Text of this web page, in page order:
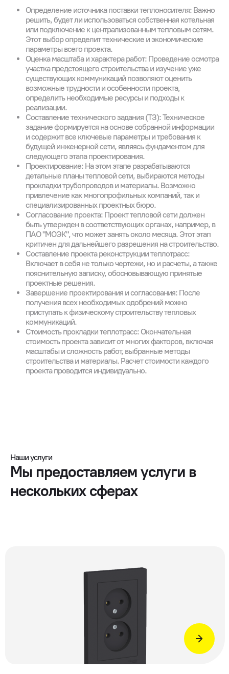
Определение источника поставки теплоносителя: Важно
решить, будет ли использоваться собственная котельная
или подключение к централизованным тепловым сетям.
Этот выбор определит технические и экономические
параметры всего проекта.
Оценка масштаба и характера работ: Проведение осмотра
участка предстоящего строительства и изучение уже
существующих коммуникаций позволяют оценить
возможные трудности и особенности проекта,
определить необходимые ресурсы и подходы к
реализации.
Составление технического задания (ТЗ): Техническое
задание формируется на основе собранной информации
и содержит все ключевые параметры и требования к
будущей инженерной сети, являясь фундаментом для
следующего этапа проектирования.
Проектирование: На этом этапе разрабатываются
детальные планы тепловой сети, выбираются методы
прокладки трубопроводов и материалы. Возможно
привлечение как многопрофильных компаний, так и
специализированных проектных бюро.
Согласование проекта: Проект тепловой сети должен
быть утвержден в соответствующих органах, например, в
ПАО "МОЭК", что может занять около месяца. Этот этап
критичен для дальнейшего разрешения на строительство.
Составление проекта реконструкции теплотрасс:
Включает в себя не только чертежи, но и расчеты, а также
пояснительную записку, обосновывающую принятые
проектные решения.
Завершение проектирования и согласования: После
получения всех необходимых одобрений можно
приступать к физическому строительству тепловых
коммуникаций.
Стоимость прокладки теплотрасс: Окончательная
стоимость проекта зависит от многих факторов, включая
масштабы и сложность работ, выбранные методы
строительства и материалы. Расчет стоимости каждого
проекта проводится индивидуально.
Наши услуги
Мы предоставляем услуги в
нескольких сферах